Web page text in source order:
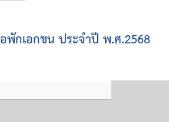
พักเอกชน ประจำปี พ.ศ.2568